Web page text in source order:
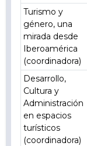
Turismo y
género, una
mirada desde
Iberoamérica
(coordinadora)
Desarrollo,
Cultura y
Administración
en espacios
turísticos
(coordinadora)